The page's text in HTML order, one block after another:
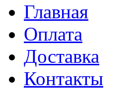
Главная
Оплата
Доставка
Контакты